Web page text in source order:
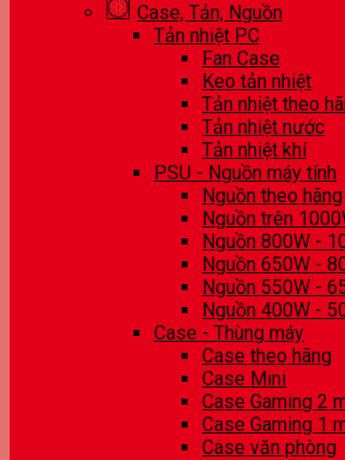
Case, Tản, Nguồn
Tản nhiệt PC
Fan Case
Keo tản nhiệt
Tản nhiệt theo
Tản nhiệt nước
Tản nhiệt khí
PSU - Nguồn máy tính
Nguồn theo hãng
Nguồn trên
Nguồn 800W -
Nguồn 650W -
Nguồn 550W -
Nguồn 400W -
Case - Thùng máy
Case theo hãng
Case Mini
Case Gaming 2
Case Gaming 1
Case văn phòng